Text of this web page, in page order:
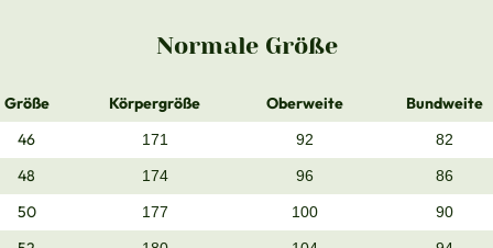
Normale Größe
Größe Körpergröße Oberweite
Bundweite
46
171 92 82
48 174 96 86
50 177 100 90